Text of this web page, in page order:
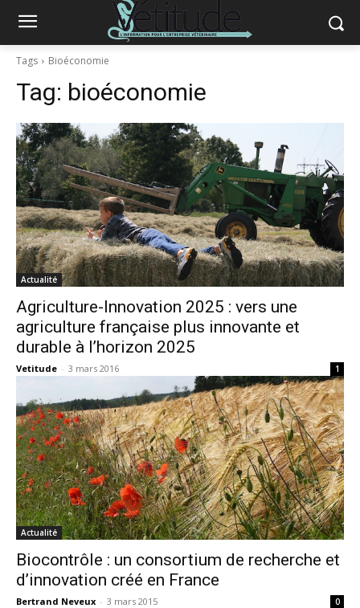
Tags Bioéconomie
Tag: bioéconomie
Actualité
Agriculture-Innovation 2025 : vers une
agriculture française plus innovante et
durable à l’horizon 2025
Vetitude - 3 mars 2016 1
Actualité
Biocontrôle : un consortium de recherche et
d’innovation créé en France
Bertrand Neveux - 3 mars 2015 0